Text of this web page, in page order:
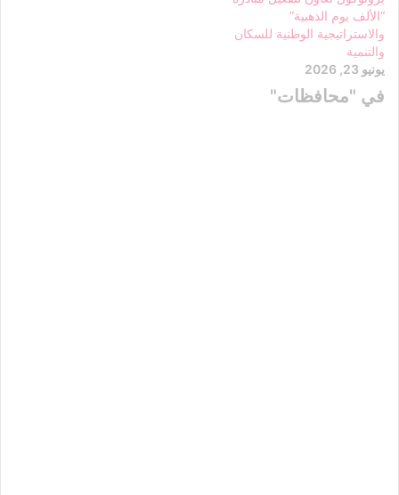
“الألف يوم الذهبية”
والاستراتيجية الوطنية للسكان
والتنمية
يونيو 23, 2026
في "محافظات"